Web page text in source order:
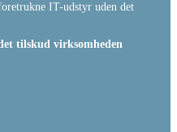
IT-udstyr uden det
tilskud virksomheden